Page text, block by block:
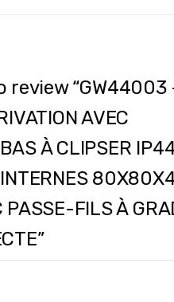
“GW44003
AVEC
À CLIPSER
INTERNES
PASSE-FILS À